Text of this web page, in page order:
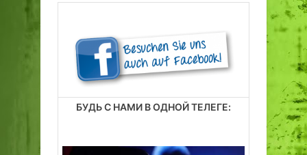
БУДЬ С НАМИ В ОДНОЙ ТЕЛЕГЕ: